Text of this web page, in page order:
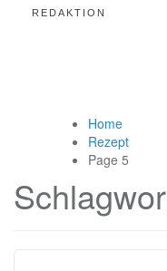
REDAKTION
Home
Rezept
Page 5